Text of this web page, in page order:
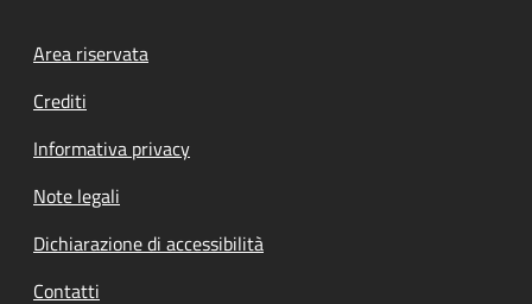
Footer menu
Area riservata
Crediti
Informativa privacy
Note legali
Dichiarazione di accessibilità
Contatti